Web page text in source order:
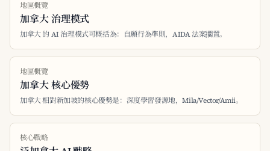
地區概覽
加拿大 治理模式
加拿大 的 AI 治理模式可概括為：自願行為準則，AIDA 法案擱置。
地區概覽
加拿大 核心優勢
加拿大 相對新加坡的核心優勢是：深度學習發源地，Mila/Vector/Amii。
核心戰略